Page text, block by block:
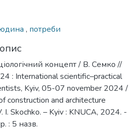
, потреби
концепт / В. Семко //
: International scientific–practical
Kyiv, 05-07 november 2024 /
construction and architecture
I. Skochko. – Kyiv : KNUCA, 2024. -
: 5 назв.